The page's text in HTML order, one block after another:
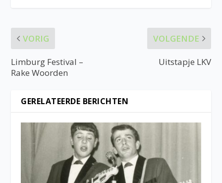
VORIG
Limburg Festival –
Rake Woorden
VOLGENDE
Uitstapje LKV
GERELATEERDE BERICHTEN